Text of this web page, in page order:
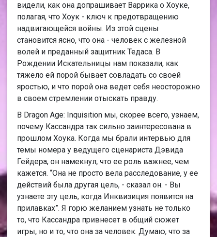
видели, как она допрашивает Варрика о Хоуке,
полагая, что Хоук - ключ к предотвращению
надвигающейся войны. Из этой сцены
становится ясно, что она - человек с железной
волей и преданный защитник Тедаса. В
Рождении Искательницы нам показали, как
тяжело ей порой бывает совладать со своей
яростью, и что порой она ведет себя неосторожно
в своем стремлении отыскать правду.
В Dragon Age: Inquisition мы, скорее всего, узнаем,
почему Кассандра так сильно заинтересована в
прошлом Хоука. Когда мы брали интервью для
темы номера у ведущего сценариста Дэвида
Гейдера, он намекнул, что ее роль важнее, чем
кажется. “Она не просто вела расследование, у ее
действий была другая цель, - сказал он. - Вы
узнаете эту цель, когда Инквизиция появится на
прилавках”. Я горю желанием узнать не только
то, что Кассандра привнесет в общий сюжет
игры, но и то, что она за человек. Думаю, что за